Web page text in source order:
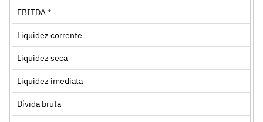
EBITDA *
Liquidez corrente
Liquidez seca
Liquidez imediata
Dívida bruta